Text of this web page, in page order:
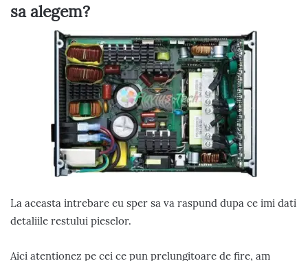
sa alegem?
La aceasta intrebare eu sper sa va raspund dupa ce imi dati
detaliile restului pieselor.
Aici atentionez pe cei ce pun prelungitoare de fire, am